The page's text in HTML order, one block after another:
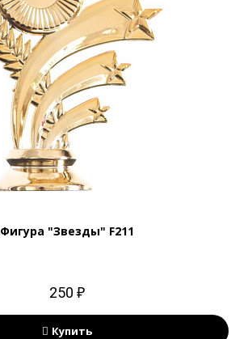
Фигура "Звезды" F211
250 ₽
Купить